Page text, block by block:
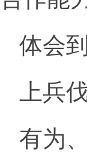
体会
上兵
有为